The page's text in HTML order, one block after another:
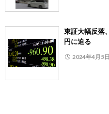
東証大幅反落
円に迫る
2024年4月5日